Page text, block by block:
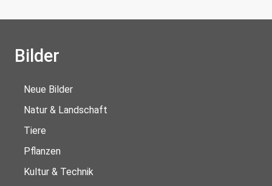
Bilder
Neue Bilder
Natur & Landschaft
Tiere
Pflanzen
Kultur & Technik